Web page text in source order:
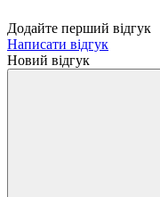
Додайте перший відгук
Написати відгук
Новий відгук